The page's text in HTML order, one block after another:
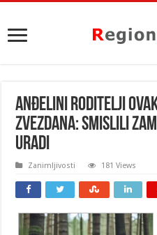
ANĐELINI RODITELJI
ZVEZDANA: Smislili
URADI
Zanimljivosti 181 Views